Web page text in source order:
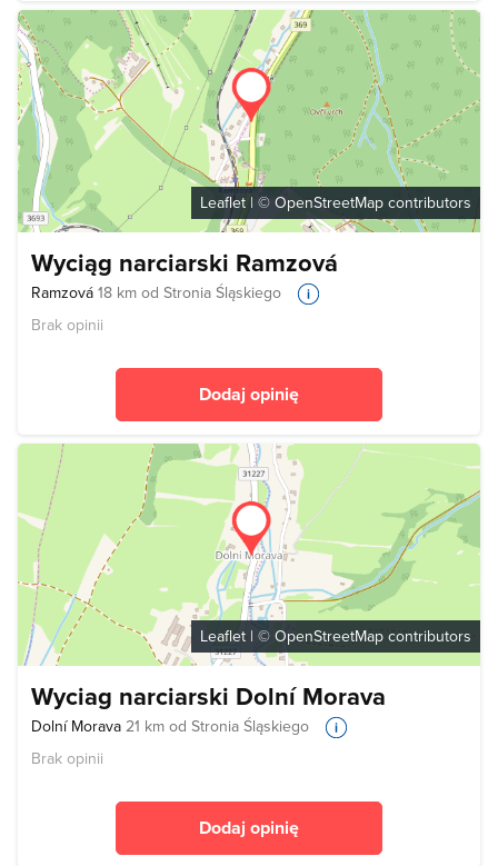
Leaflet | © OpenStreetMap contributors
Wyciąg narciarski Ramzová
Ramzová 18 km od Stronia Śląskiego
Brak opinii
Dodaj opinię
Leaflet | © OpenStreetMap contributors
Wyciag narciarski Dolní Morava
Dolní Morava 21 km od Stronia Śląskiego
Brak opinii
Dodaj opinię